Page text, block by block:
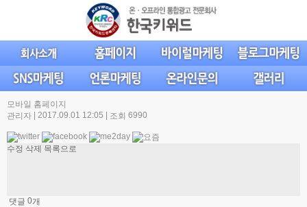
모바일 홈페이지
관리자 | 2017.09.01 12:05 | 조회 6990
수정 삭제 목록으로
댓글 0개